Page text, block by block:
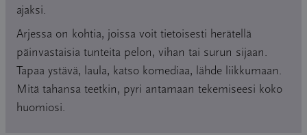
ajaksi.
Arjessa on kohtia, joissa voit tietoisesti herätellä
päinvastaisia tunteita pelon, vihan tai surun sijaan.
Tapaa ystävä, laula, katso komediaa, lähde liikkumaan.
Mitä tahansa teetkin, pyri antamaan tekemiseesi koko
huomiosi.